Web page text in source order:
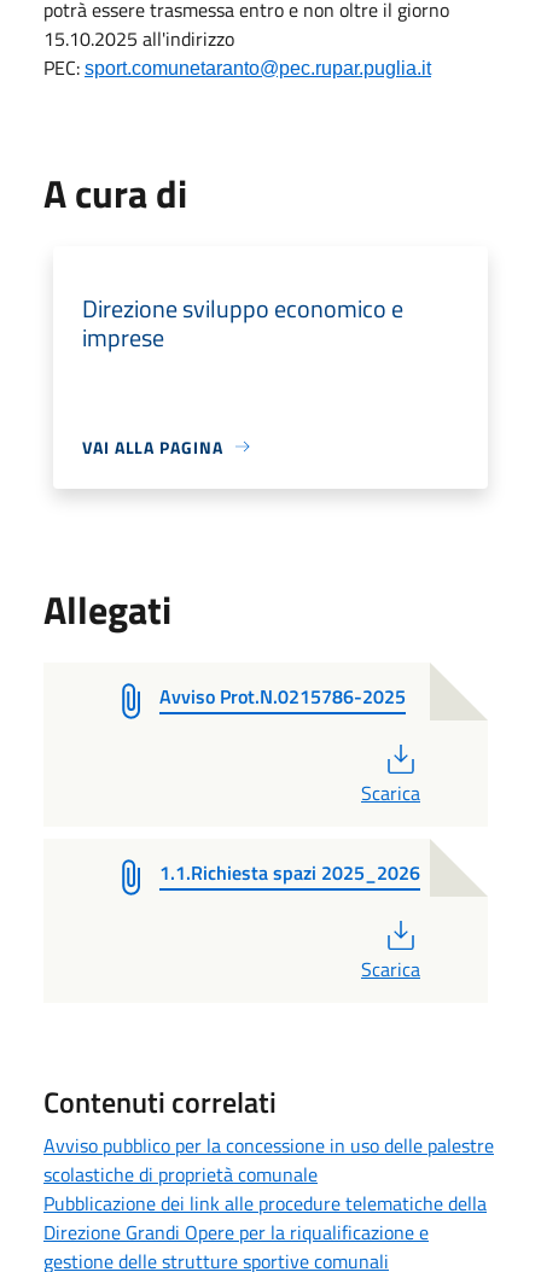
potrà essere trasmessa entro e non oltre il giorno
15.10.2025 all'indirizzo
PEC: sport.comunetaranto@pec.rupar.puglia.it
A cura di
Direzione sviluppo economico e
imprese
VAI ALLA PAGINA
Allegati
Avviso Prot.N.0215786-2025
Scarica
1.1.Richiesta spazi 2025_2026
Scarica
Contenuti correlati
Avviso pubblico per la concessione in uso delle palestre
scolastiche di proprietà comunale
Pubblicazione dei link alle procedure telematiche della
Direzione Grandi Opere per la riqualificazione e
gestione delle strutture sportive comunali